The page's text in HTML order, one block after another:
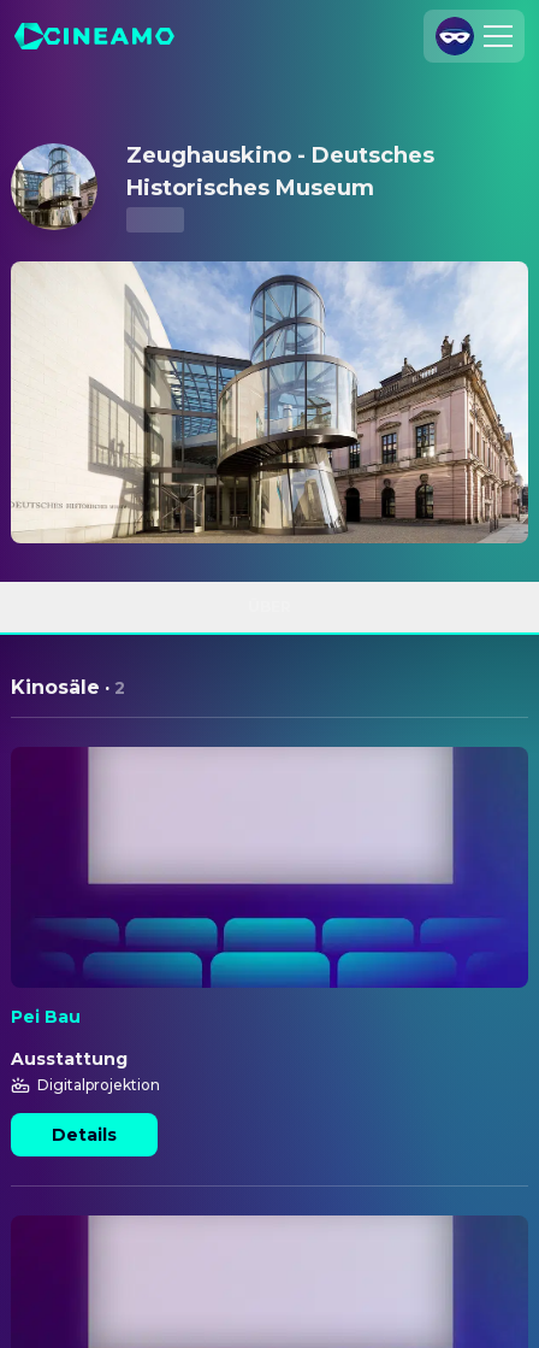
Cineamo für Unternehmen
Impressum
Datenschutzerklärung
Datenschutzeinstellungen
Zeughauskino - Deutsches Historisches Museum –
Zeughauskino - Deutsches
Historisches Museum
Kinosäle · 2
Pei Bau
Ausstattung
Digitalprojektion
Details